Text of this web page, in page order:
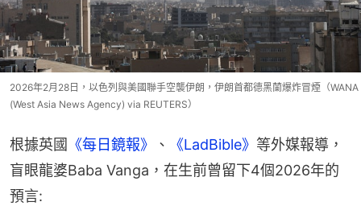
2026年2月28日，以色列與美國聯手空襲伊朗，伊朗首都德黑蘭爆炸冒煙（WANA
(West Asia News Agency) via REUTERS）
根據英國 《每日鏡報》 、 《LadBible》 等外媒報導，
盲眼龍婆Baba Vanga，在生前曾留下4個2026年的
預言: